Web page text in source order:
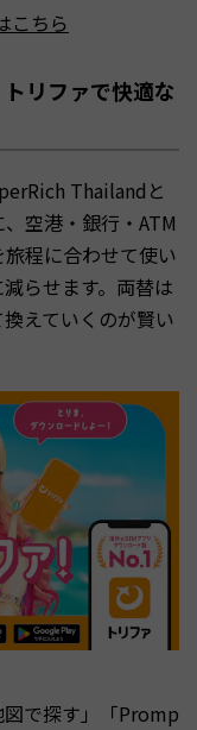
こちら
リファで快適な
Thailandと
空港・銀行・ATM
程に合わせて使い
らせます。両替は
えていくのが賢い
で探す」「Promp